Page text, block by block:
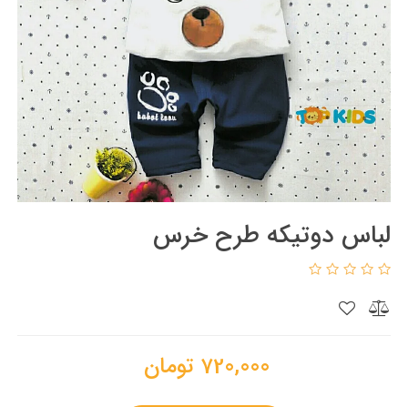
لباس دوتیکه طرح خرس
720,000 تومان